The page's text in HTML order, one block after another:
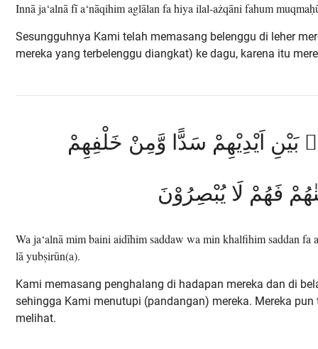
Innā ja‘alnā fī a‘nāqihim aglālan fa hiya ilal-ażqāni fahum
Sesungguhnya Kami telah memasang belenggu di leher
mereka yang terbelenggu diangkat) ke dagu, karena itu
اَيْدِيْهِمْ سَدًّا وَّمِنْ خَلْفِهِمْ
فَهُمْ لَا يُبْصِرُوْنَ
Wa ja‘alnā mim baini aidīhim saddaw wa min khalfihim saddan fa
lā yubṣirūn(a).
Kami memasang penghalang di hadapan mereka dan di
sehingga Kami menutupi (pandangan) mereka. Mereka
melihat.